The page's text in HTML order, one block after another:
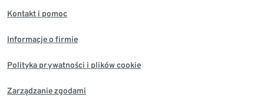
Kontakt i pomoc
Informacje o firmie
Polityka prywatności i plików cookie
Zarządzanie zgodami